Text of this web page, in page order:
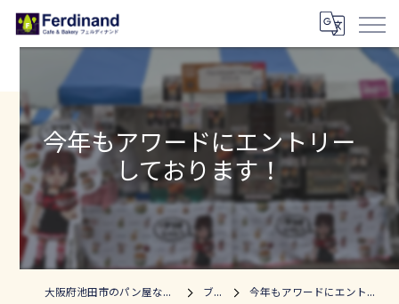
今年もアワードにエントリー
しております！
大阪府池田市のパン屋ならフェルディナンド ブログ 今年もアワードにエントリーしております！